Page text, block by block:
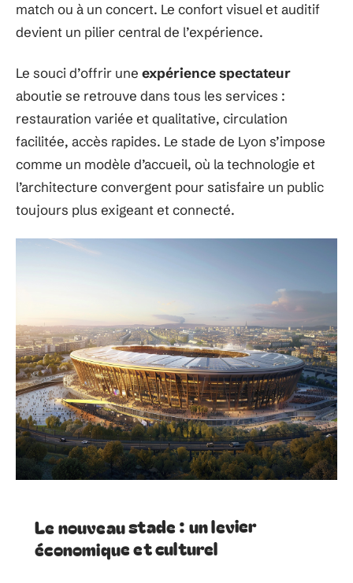
match ou à un concert. Le confort visuel et auditif
devient un pilier central de l’expérience.
Le souci d’offrir une expérience spectateur
aboutie se retrouve dans tous les services :
restauration variée et qualitative, circulation
facilitée, accès rapides. Le stade de Lyon s’impose
comme un modèle d’accueil, où la technologie et
l’architecture convergent pour satisfaire un public
toujours plus exigeant et connecté.
Le nouveau stade : un levier
économique et culturel